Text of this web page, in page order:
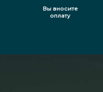
Вы вносите
оплату